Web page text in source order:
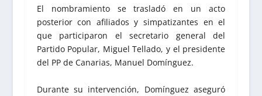
El nombramiento se trasladó en un acto
posterior con afiliados y simpatizantes en el
que participaron el secretario general del
Partido Popular, Miguel Tellado, y el presidente
del PP de Canarias, Manuel Domínguez.
Durante su intervención, Domínguez aseguró